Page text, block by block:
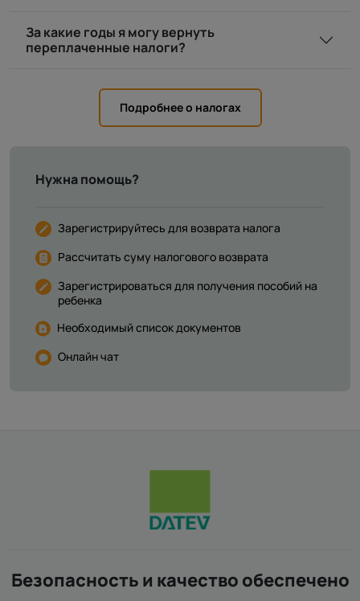
За какие годы я могу вернуть
переплаченные налоги?
Подробнее о налогах
Нужна помощь?
Зарегистрируйтесь для возврата налога
Рассчитать суму налогового возврата
Зарегистрироваться для получения пособий на
ребенка
Необходимый список документов
Онлайн чат
Безопасность и качество обеспечено